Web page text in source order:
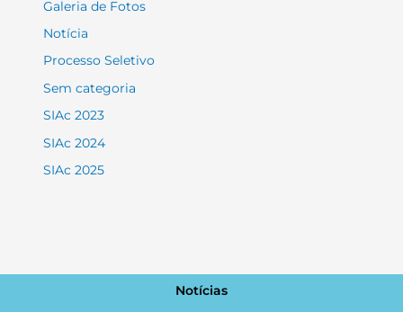
Galeria de Fotos
Notícia
Processo Seletivo
Sem categoria
SIAc 2023
SIAc 2024
SIAc 2025
Notícias